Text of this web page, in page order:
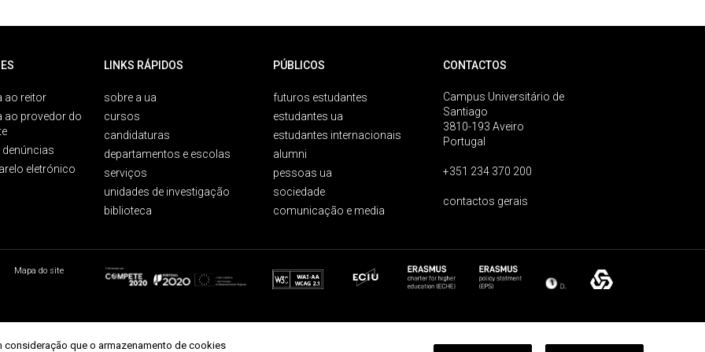
ao reitor
ao provedor do
denúncias
eletrónico
LINKS RÁPIDOS
sobre a ua
cursos
candidaturas
departamentos e escolas
serviços
unidades de investigação
biblioteca
PÚBLICOS
futuros estudantes
estudantes ua
estudantes internacionais
alumni
pessoas ua
sociedade
comunicação e media
CONTACTOS
Campus Universitário de
Santiago
3810-193 Aveiro
Portugal
+351 234 370 200
contactos gerais
Mapa do site
que o armazenamento de cookies